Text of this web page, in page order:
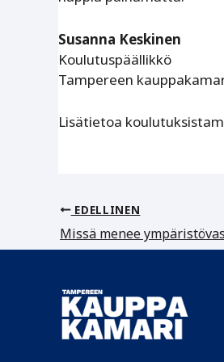
Susanna Keskinen
Koulutuspäällikkö
Tampereen
Lisätietoa
EDELLINEN